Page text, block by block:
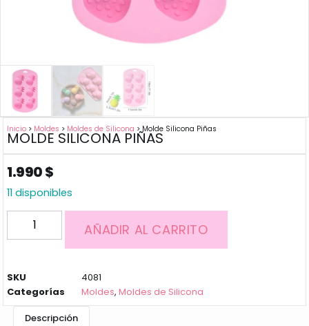
Inicio > Moldes > Moldes de Silicona > Molde Silicona Piñas
MOLDE SILICONA PIÑAS
1.990$
11 disponibles
AÑADIR AL CARRITO
SKU
4081
Categorías
Moldes,Moldes de Silicona
Descripción